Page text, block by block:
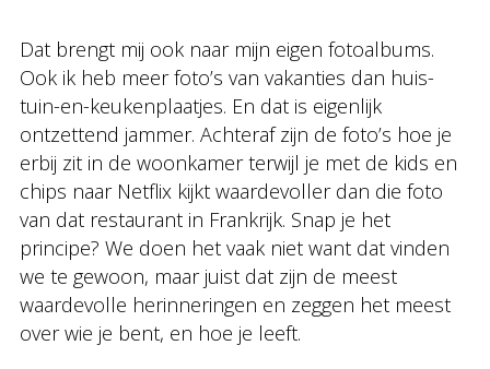
Dat brengt mij ook naar mijn eigen fotoalbums.
Ook ik heb meer foto’s van vakanties dan huis-
tuin-en-keukenplaatjes. En dat is eigenlijk
ontzettend jammer. Achteraf zijn de foto’s hoe je
erbij zit in de woonkamer terwijl je met de kids en
chips naar Netflix kijkt waardevoller dan die foto
van dat restaurant in Frankrijk. Snap je het
principe? We doen het vaak niet want dat vinden
we te gewoon, maar juist dat zijn de meest
waardevolle herinneringen en zeggen het meest
over wie je bent, en hoe je leeft.